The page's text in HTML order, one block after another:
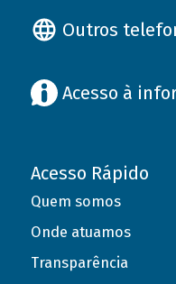
Outros
Acesso à
Acesso Rápido
Quem somos
Onde atuamos
Transparência